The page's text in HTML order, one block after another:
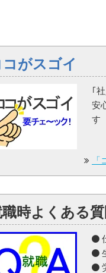
コがスゴイ
｢
安
す
時よくある質